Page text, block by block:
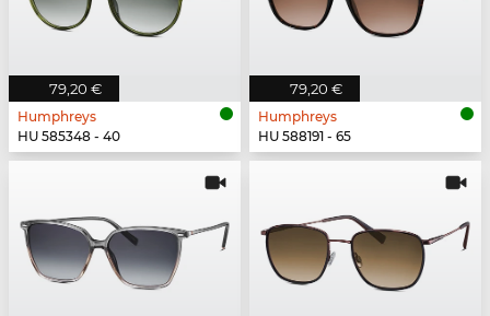
79,20 €
Humphreys
HU 585348 - 40
79,20 €
Humphreys
HU 588191 - 65